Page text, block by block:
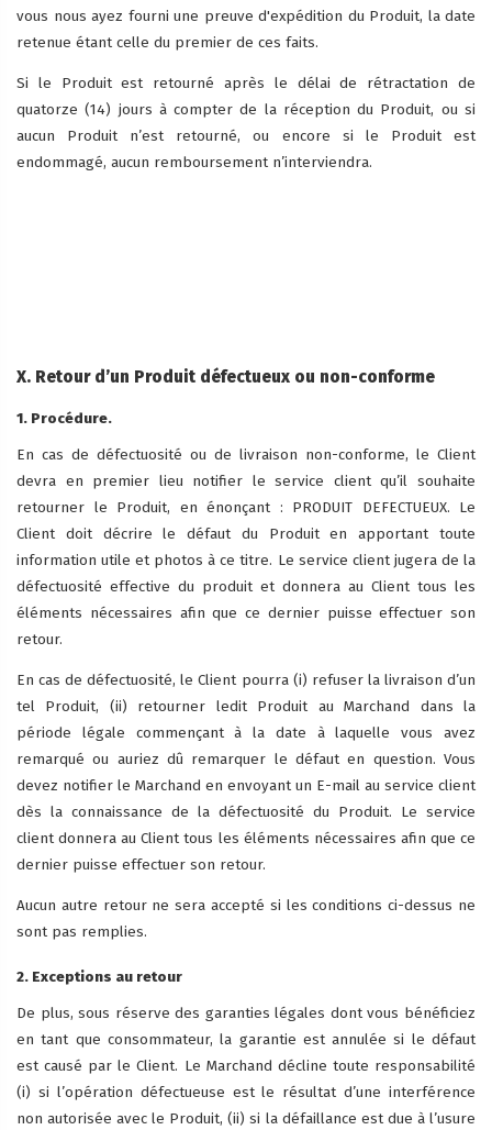
vous nous ayez fourni une preuve d'expédition du Produit, la date
retenue étant celle du premier de ces faits.
Si le Produit est retourné après le délai de rétractation de
quatorze (14) jours à compter de la réception du Produit, ou si
aucun Produit n’est retourné, ou encore si le Produit est
endommagé, aucun remboursement n’interviendra.
X. Retour d’un Produit défectueux ou non-conforme
1. Procédure.
En cas de défectuosité ou de livraison non-conforme, le Client
devra en premier lieu notifier le service client qu’il souhaite
retourner le Produit, en énonçant : PRODUIT DEFECTUEUX. Le
Client doit décrire le défaut du Produit en apportant toute
information utile et photos à ce titre. Le service client jugera de la
défectuosité effective du produit et donnera au Client tous les
éléments nécessaires afin que ce dernier puisse effectuer son
retour.
En cas de défectuosité, le Client pourra (i) refuser la livraison d’un
tel Produit, (ii) retourner ledit Produit au Marchand dans la
période légale commençant à la date à laquelle vous avez
remarqué ou auriez dû remarquer le défaut en question. Vous
devez notifier le Marchand en envoyant un E-mail au service client
dès la connaissance de la défectuosité du Produit. Le service
client donnera au Client tous les éléments nécessaires afin que ce
dernier puisse effectuer son retour.
Aucun autre retour ne sera accepté si les conditions ci-dessus ne
sont pas remplies.
2. Exceptions au retour
De plus, sous réserve des garanties légales dont vous bénéficiez
en tant que consommateur, la garantie est annulée si le défaut
est causé par le Client. Le Marchand décline toute responsabilité
(i) si l’opération défectueuse est le résultat d’une interférence
non autorisée avec le Produit, (ii) si la défaillance est due à l’usure